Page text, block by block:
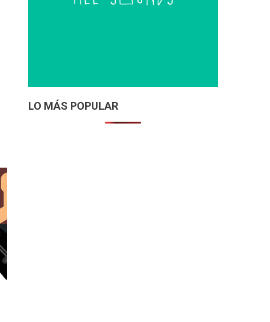
LO MÁS POPULAR